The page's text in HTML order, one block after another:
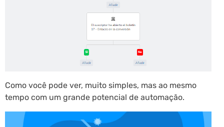
Como você pode ver, muito simples, mas ao mesmo
tempo com um grande potencial de automação.